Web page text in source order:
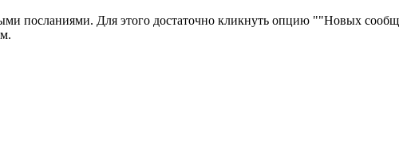
посланиями. Для этого достаточно кликнуть опцию ""Новых